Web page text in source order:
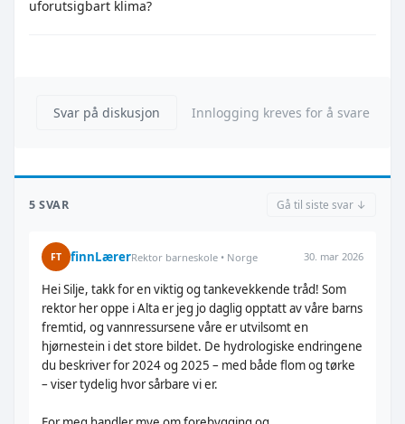
uforutsigbart klima?
Svar på diskusjon Innlogging kreves for å svare
5 SVAR Gå til siste svar ↓
FT finnLærerRektor barneskole • Norge 30. mar 2026
Hei Silje, takk for en viktig og tankevekkende tråd! Som
rektor her oppe i Alta er jeg jo daglig opptatt av våre barns
fremtid, og vannressursene våre er utvilsomt en
hjørnestein i det store bildet. De hydrologiske endringene
du beskriver for 2024 og 2025 – med både flom og tørke
– viser tydelig hvor sårbare vi er.